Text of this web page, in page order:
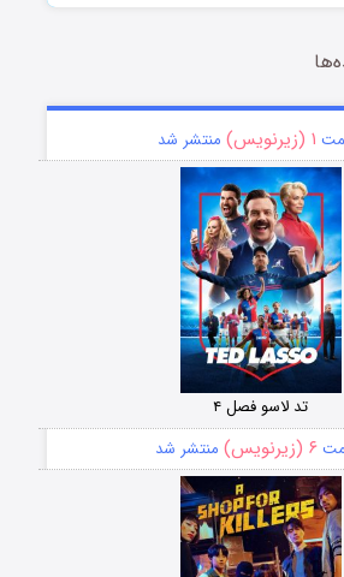
۱ (زیرنویس) منتشر شد
تد لاسو فصل ۴
۶ (زیرنویس) منتشر شد